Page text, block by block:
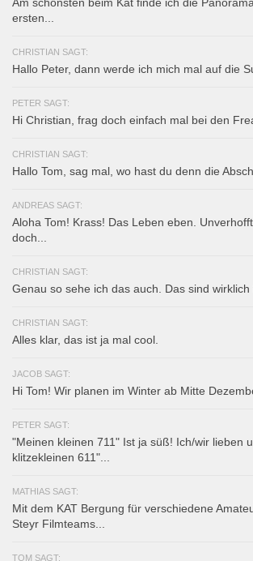
ersten...
CHRISTIAN SAGT:
Hallo Peter, dann werde ich mich mal auf die
PETER SAGT:
Hi Christian, frag doch einfach mal bei den
CHRISTIAN SAGT:
Hallo Tom, sag mal, wo hast du denn die
ANDREAS SAGT:
Aloha Tom! Krass! Das Leben eben.
doch...
CHRISTIAN SAGT:
Genau so sehe ich das auch. Das sind wirklich
CHRISTIAN SAGT:
Alles klar, das ist ja mal cool.
JACOB SAGT:
Hi Tom! Wir planen im Winter ab Mitte
PETER SAGT:
"Meinen kleinen 711" Ist ja süß! Ich/wir lieben
klitzekleinen 611"...
MATHIAS SAGT:
Mit dem KAT Bergung für verschiedene
Steyr Filmteams...
TOM SAGT: